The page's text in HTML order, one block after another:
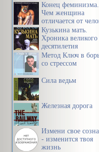
Конец феминизма.
Чем женщина
отличается от
Кузькина мать.
Хроника великого
десятилетия
Метод Ключ в
со стрессом
Сила ведьм
Железная дорога
Измени свое
- изменится твоя
жизнь